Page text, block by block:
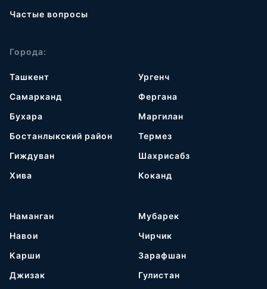
Частые вопросы
Города:
Ташкент
Самарканд
Бухара
Бостанлыкский район
Гиждуван
Хива
Ургенч
Фергана
Маргилан
Термез
Шахрисабз
Коканд
Наманган
Навои
Карши
Джизак
Мубарек
Чирчик
Зарафшан
Гулистан